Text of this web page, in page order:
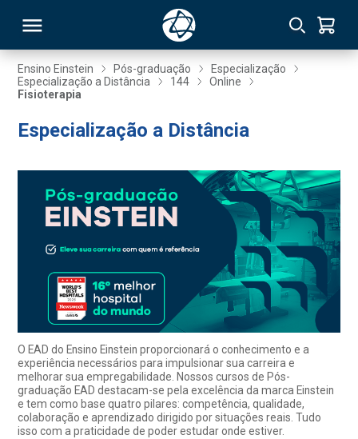
Ensino Einstein Pós-graduação
Especialização
Especialização a Distância
144
Online
Fisioterapia
Especialização a Distância
O EAD do Ensino Einstein proporcionará o conhecimento e a
experiência necessários para impulsionar sua carreira e
melhorar sua empregabilidade. Nossos cursos de Pós-
graduação EAD destacam-se pela excelência da marca Einstein
e tem como base quatro pilares: competência, qualidade,
colaboração e aprendizado dirigido por situações reais. Tudo
isso com a praticidade de poder estudar onde estiver.